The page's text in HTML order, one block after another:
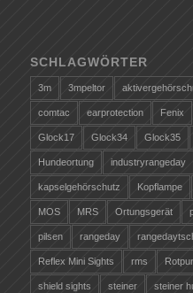
SCHLAGWÖRTER
3m 3mpeltor
comtac earprotection Fenix
Glock17 Glock34 Glock35
Hundeortung industryrangeday
kapselgehörschutz Kopflampe
MOS MRS Ortungsgerät
pilsen rangeday
Reflex Mini Sights rms
shield sights steiner steiner